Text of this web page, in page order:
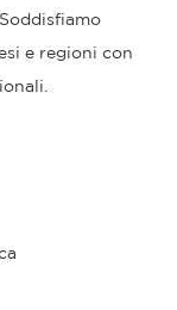
e regioni con